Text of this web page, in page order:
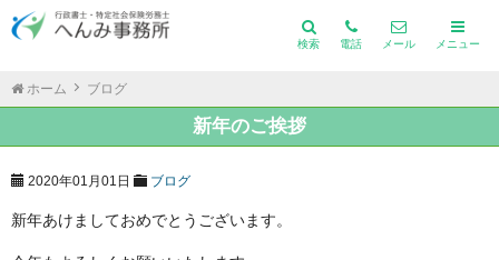
検索 電話 メール メニュー
ホーム ブログ
新年のご挨拶
2020年01月01日 ブログ
新年あけましておめでとうございます。